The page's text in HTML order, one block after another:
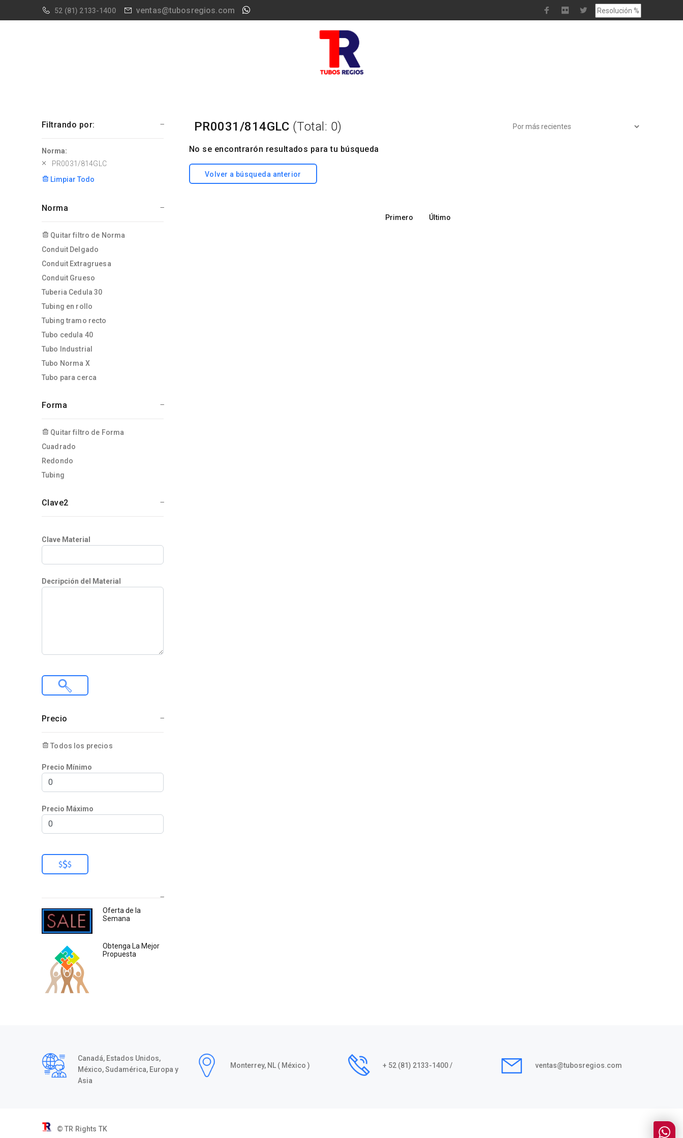
52 (81) 2133-1400 ventas@tubosregios.com
Filtrando por:
Norma:
PR0031/814GLC
Limpiar Todo
Norma
Quitar filtro de Norma
Conduit Delgado
Conduit Extragruesa
Conduit Grueso
Tuberia Cedula 30
Tubing en rollo
Tubing tramo recto
Tubo cedula 40
Tubo Industrial
Tubo Norma X
Tubo para cerca
Forma
Quitar filtro de Forma
Cuadrado
Redondo
Tubing
Clave2
Clave Material
Decripción del Material
Precio
Todos los precios
Precio Mínimo
Precio Máximo
Oferta de la
Semana
Obtenga La Mejor
Propuesta
PR0031/814GLC (Total: 0)
No se encontrarón resultados para tu búsqueda
Volver a búsqueda anterior
Primero Último
Canadá, Estados Unidos,
México, Sudamérica, Europa y
Asia
Monterrey, NL ( México ) + 52 (81) 2133-1400 / ventas@tubosregios.com
© TR Rights TK